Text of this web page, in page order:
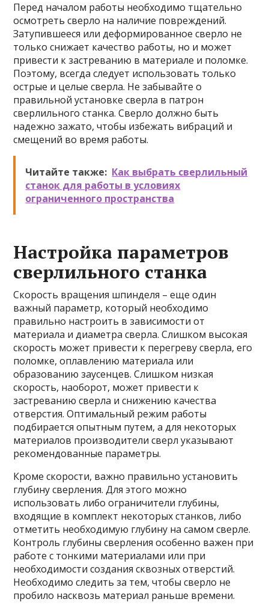
Перед началом работы необходимо тщательно
осмотреть сверло на наличие повреждений.
Затупившееся или деформированное сверло не
только снижает качество работы, но и может
привести к застреванию в материале и поломке.
Поэтому, всегда следует использовать только
острые и целые сверла. Не забывайте о
правильной установке сверла в патрон
сверлильного станка. Сверло должно быть
надежно зажато, чтобы избежать вибраций и
смещений во время работы.
Читайте также: Как выбрать сверлильный
станок для работы в условиях
ограниченного пространства
Настройка параметров
сверлильного станка
Скорость вращения шпинделя – еще один
важный параметр, который необходимо
правильно настроить в зависимости от
материала и диаметра сверла. Слишком высокая
скорость может привести к перегреву сверла, его
поломке, оплавлению материала или
образованию заусенцев. Слишком низкая
скорость, наоборот, может привести к
застреванию сверла и снижению качества
отверстия. Оптимальный режим работы
подбирается опытным путем, а для некоторых
материалов производители сверл указывают
рекомендованные параметры.
Кроме скорости, важно правильно установить
глубину сверления. Для этого можно
использовать либо ограничители глубины,
входящие в комплект некоторых станков, либо
отметить необходимую глубину на самом сверле.
Контроль глубины сверления особенно важен при
работе с тонкими материалами или при
необходимости создания сквозных отверстий.
Необходимо следить за тем, чтобы сверло не
пробило насквозь материал раньше времени.